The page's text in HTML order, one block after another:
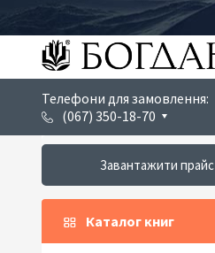
Телефони для замовлення:
(067) 350-18-70
Завантажити прайс
Каталог книг